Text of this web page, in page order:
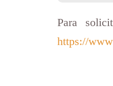
Para
https://